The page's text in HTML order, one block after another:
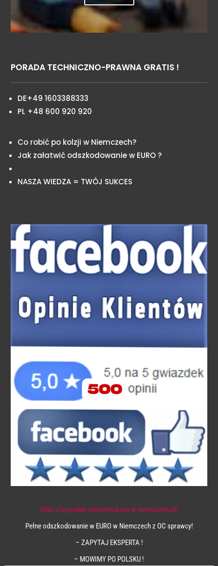
PORADA TECHNICZNO-PRAWNA GRATIS !
DE+49 1603388333
PL +48 600 920 920
Co robić po kolzji w Niemczech?
Jak załatwić odszkodowanie w EURO ?
NASZA WIEDZA = TWÓJ SUKCES
https://wypadek-samochodowy-w-niemczech.pl/
Pełne odszkodowanie w EURO w Niemczech z OC sprawcy!
– ZAPYTAJ EKSPERTA !
– MOWIMY PO POLSKU !